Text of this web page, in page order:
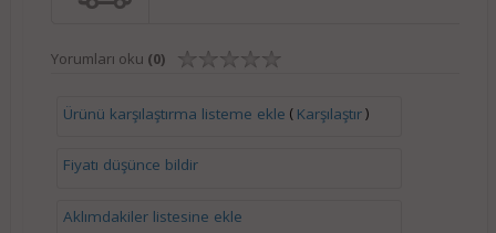
Yorumları oku (0)
Ürünü karşılaştırma listeme ekle ( Karşılaştır)
Fiyatı düşünce bildir
Aklımdakiler listesine ekle